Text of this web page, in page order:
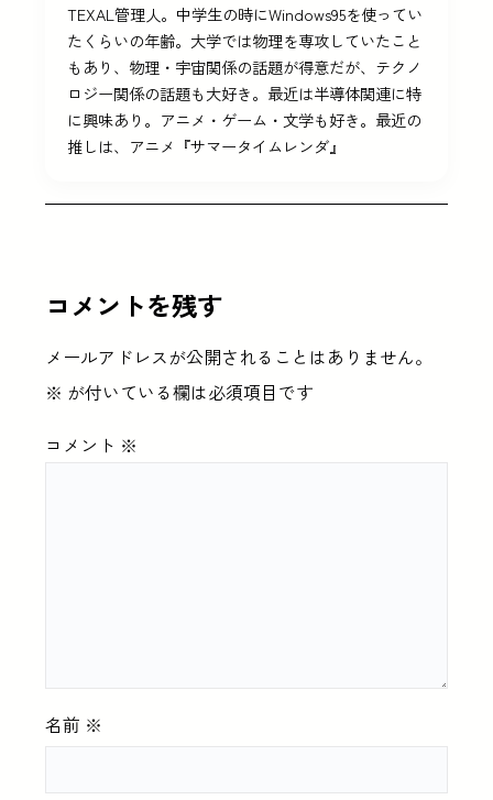
TEXAL管理人。中学生の時にWindows95を使ってい
たくらいの年齢。大学では物理を専攻していたこと
もあり、物理・宇宙関係の話題が得意だが、テクノ
ロジー関係の話題も大好き。最近は半導体関連に特
に興味あり。アニメ・ゲーム・文学も好き。最近の
推しは、アニメ『サマータイムレンダ』
コメントを残す
メールアドレスが公開されることはありません。
※ が付いている欄は必須項目です
コメント ※
名前 ※